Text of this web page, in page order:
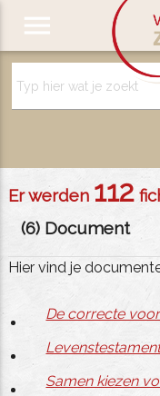
menu
Er werden 112
(6) Document
Hier vind je
De correcte
Samen kiezen